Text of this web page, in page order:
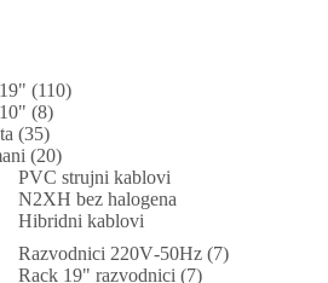
(110)
(8)
(35)
(20)
PVC strujni kablovi
N2XH bez halogena
Hibridni kablovi
Razvodnici 220V-50Hz (7)
Rack 19" razvodnici (7)